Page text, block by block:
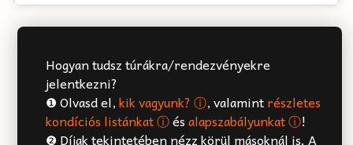
Hogyan tudsz túrákra/rendezvényekre
jelentkezni?
❶ Olvasd el,kik vagyunk? ⓘ, valamintrészletes
kondíciós listánkat ⓘésalapszabályunkat ⓘ!
❷ Díjak tekintetében nézz körül másoknál is. A